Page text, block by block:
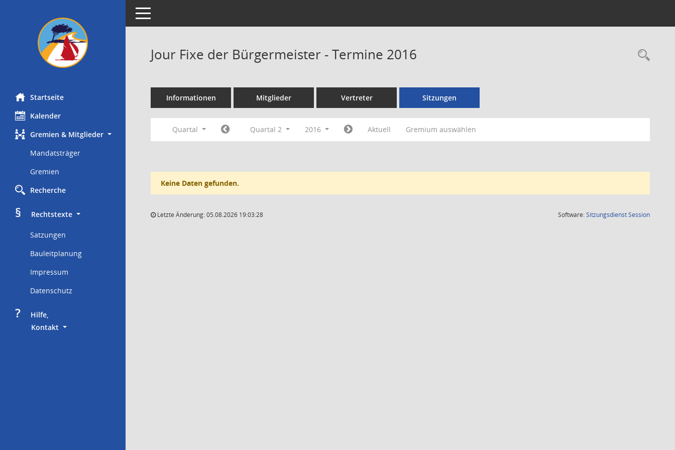
Startseite
Kalender
Gremien & Mitglieder
Mandatsträger
Gremien
Recherche
§
     Rechtstexte
Satzungen
Bauleitplanung
Impressum
Datenschutz
?
     Hilfe,
Kontakt
Toggle navigation
Jour Fixe der Bürgermeister - Termine 2016
Informationen Mitglieder Vertreter Sitzungen
Quartal Quartal 2 2016 Aktuell Gremium auswählen
Keine Daten gefunden.
Letzte Änderung: 05.08.2026 19:03:28 Software:SitzungsdienstSession(Wird in